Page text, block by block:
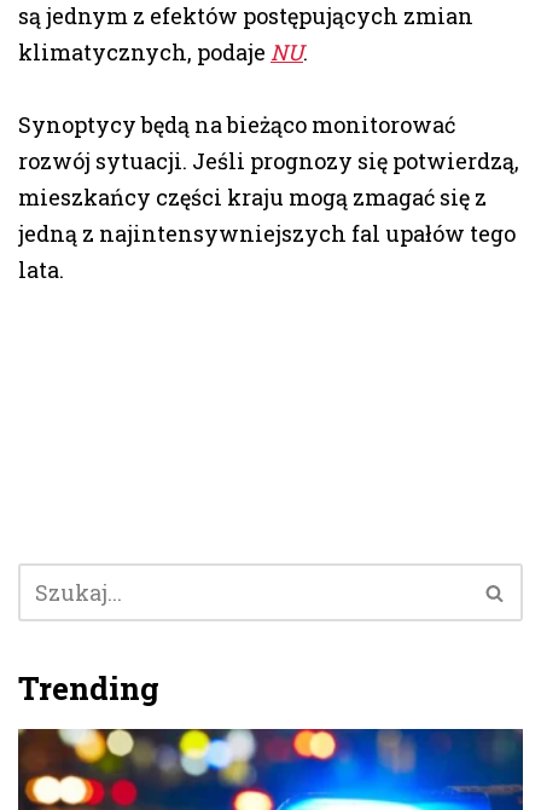
są jednym z efektów postępujących zmian
klimatycznych, podaje NU.
Synoptycy będą na bieżąco monitorować
rozwój sytuacji. Jeśli prognozy się potwierdzą,
mieszkańcy części kraju mogą zmagać się z
jedną z najintensywniejszych fal upałów tego
lata.
Trending